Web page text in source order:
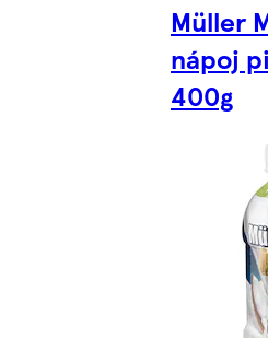
Müller
nápoj
400g